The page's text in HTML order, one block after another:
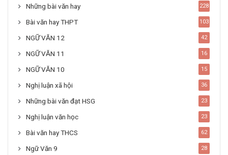
Những bài văn hay 228
Bài văn hay THPT 103
NGỮ VĂN 12 42
NGỮ VĂN 11 16
NGỮ VĂN 10 15
Nghị luận xã hội 36
Những bài văn đạt HSG 23
Nghị luận văn học 23
Bài văn hay THCS 62
Ngữ Văn 9 28